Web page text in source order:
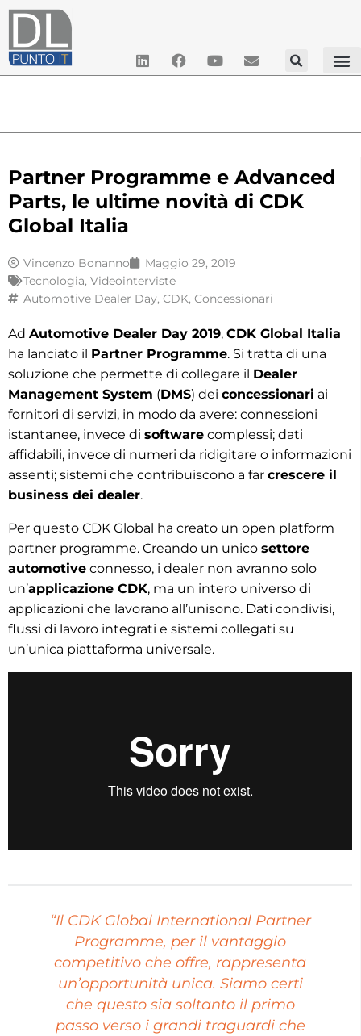
Partner Programme e Advanced
Parts, le ultime novità di CDK
Global Italia
Vincenzo Bonanno
Maggio 29, 2019
Tecnologia, Videointerviste
Automotive Dealer Day, CDK, Concessionari
Ad Automotive Dealer Day 2019, CDK Global Italia
ha lanciato il Partner Programme. Si tratta di una
soluzione che permette di collegare il Dealer
Management System (DMS) dei concessionari ai
fornitori di servizi, in modo da avere: connessioni
istantanee, invece di software complessi; dati
affidabili, invece di numeri da ridigitare o informazioni
assenti; sistemi che contribuiscono a far crescere il
business dei dealer.
Per questo CDK Global ha creato un open platform
partner programme. Creando un unico settore
automotive connesso, i dealer non avranno solo
un’applicazione CDK, ma un intero universo di
applicazioni che lavorano all’unisono. Dati condivisi,
flussi di lavoro integrati e sistemi collegati su
un’unica piattaforma universale.
“Il CDK Global International Partner
Programme, per il vantaggio
competitivo che offre, rappresenta
un’opportunità unica. Siamo certi
che questo sia soltanto il primo
passo verso i grandi traguardi che